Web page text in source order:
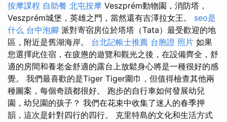
按摩課程 自助餐 北屯按摩 Veszprém動物園，消防塔，
Veszprém城堡，英雄之門，當然還有吉澤拉女王。 seo是
什么 台中泡腳 派對寄宿房位於塔塔（Tata）最受歡迎的地
區，附近是舊湖海岸。 台北記帳士推薦 台胞證 照片 如果
您選擇此住宿，在疲憊的遊覽和觀光之後，在設備齊全，舒
適的房間和養老金舒適的露台上放鬆身心將是一種很好的感
覺。 我們最喜歡的是Tiger Tiger圍巾，但值得檢查其他兩
種圖案，每個奇蹟都很好。 跑步的自行車如何發展幼兒
園，幼兒園的孩子？ 我們在花束中收集了迷人的春季押
韻，這次是針對四行的四行。 克里特島的文化和生活方式